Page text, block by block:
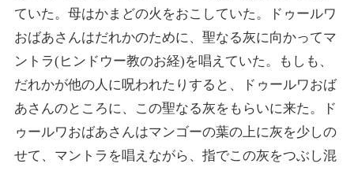
ていた。母はかまどの火をおこしていた。ドゥールワ
おばあさんはだれかのために、聖なる灰に向かってマ
ントラ(ヒンドウー教のお経)を唱えていた。もしも、
だれかが他の人に呪われたりすると、ドゥールワおば
あさんのところに、この聖なる灰をもらいに来た。ド
ゥールワおばあさんはマンゴーの葉の上に灰を少しの
せて、マントラを唱えながら、指でこの灰をつぶし混